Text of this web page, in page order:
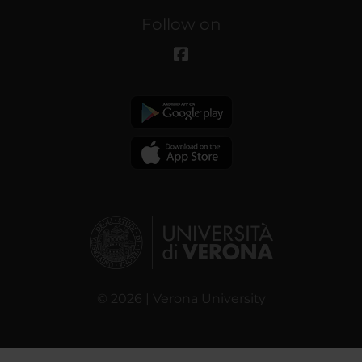
Follow on
© 2026 | Verona University